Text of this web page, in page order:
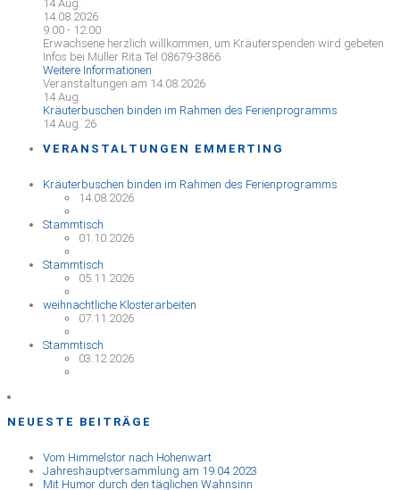
14 Aug.
14.08.2026
9:00 - 12:00
Erwachsene herzlich willkommen, um Kräuterspenden wird gebeten
Infos bei Müller Rita Tel 08679-3866
Weitere Informationen
Veranstaltungen am 14.08.2026
14 Aug.
Kräuterbuschen binden im Rahmen des Ferienprogramms
14 Aug. 26
VERANSTALTUNGEN EMMERTING
Kräuterbuschen binden im Rahmen des Ferienprogramms
14.08.2026
Stammtisch
01.10.2026
Stammtisch
05.11.2026
weihnachtliche Klosterarbeiten
07.11.2026
Stammtisch
03.12.2026
NEUESTE BEITRÄGE
Vom Himmelstor nach Hohenwart
Jahreshauptversammlung am 19.04.2023
Mit Humor durch den täglichen Wahnsinn